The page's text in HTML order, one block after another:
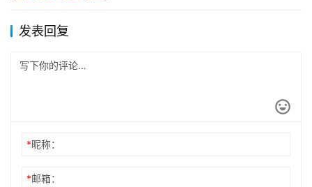
发表回复
*昵称：
*邮箱：